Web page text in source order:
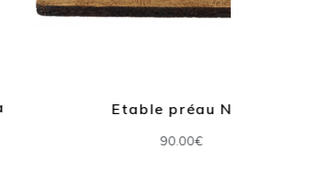
préau N°2